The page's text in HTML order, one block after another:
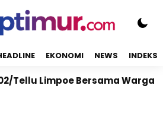
EKONOMI NEWS INDEKS
Limpoe Bersama Warga Gelar